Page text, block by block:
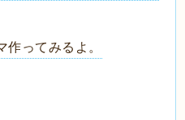
ってみるよ。